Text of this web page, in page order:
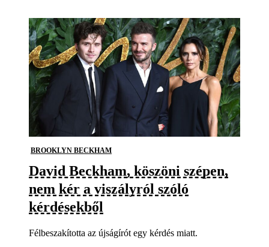
BROOKLYN BECKHAM
David Beckham, köszöni szépen,
nem kér a viszályról szóló
kérdésekből
Félbeszakította az újságírót egy kérdés miatt.